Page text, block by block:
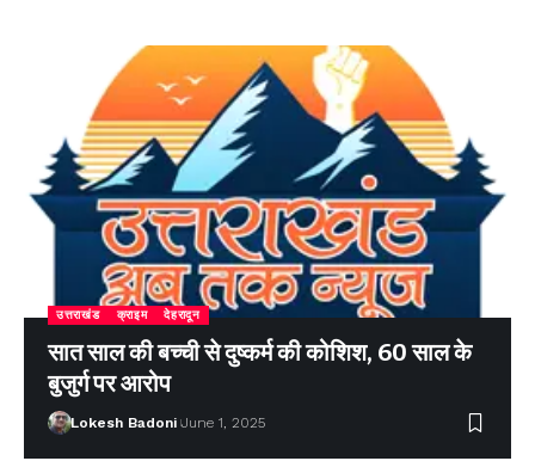
उत्तराखंड क्राइम देहरादून
सात साल की बच्ची से दुष्कर्म की कोशिश, 60 साल के
बुजुर्ग पर आरोप
Lokesh Badoni June 1, 2025